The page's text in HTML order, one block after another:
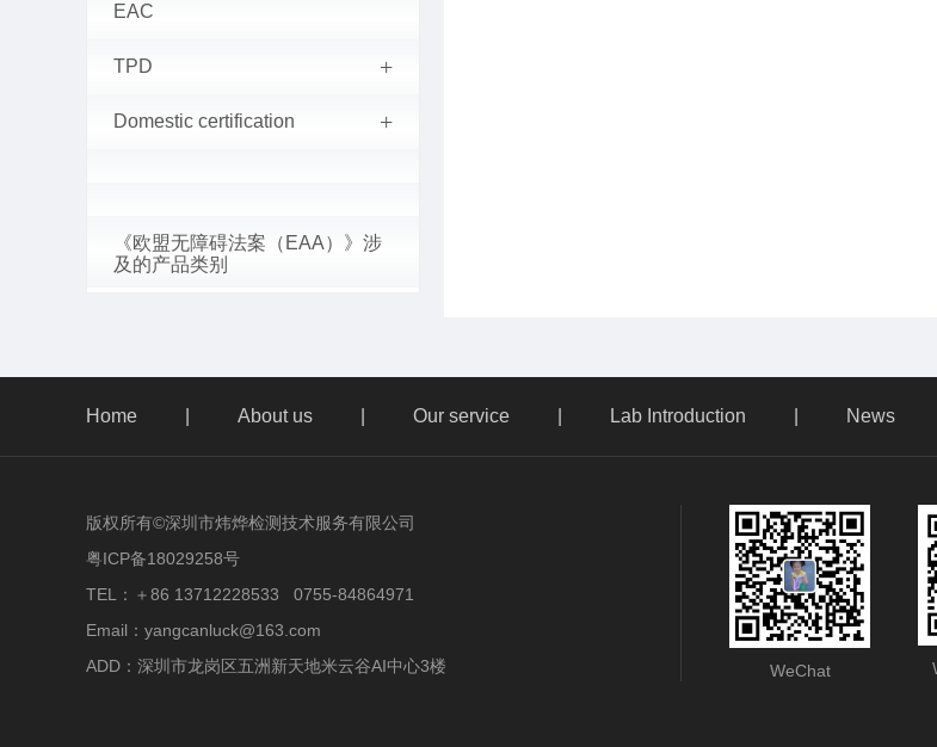
EAC
TPD +
Domestic certification +
《欧盟无障碍法案（EAA）》涉
及的产品类别
Home About us Our service Lab Introduction News
版权所有©深圳市炜烨检测技术服务有限公司
粤ICP备18029258号
TEL： ＋86 13712228533
0755-84864971
Email：yangcanluck@163.com
ADD： 深圳市龙岗区五洲新天地米云谷AI中心3楼 WeChat